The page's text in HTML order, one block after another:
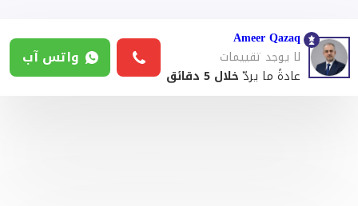
Ameer Qazaq
لا يوجد تقييمات
عادةً ما يردّخلال 5 دقائق
واتس آب